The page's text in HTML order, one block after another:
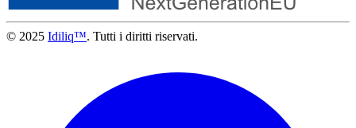
© 2025 Idiliq™. Tutti i diritti riservati.